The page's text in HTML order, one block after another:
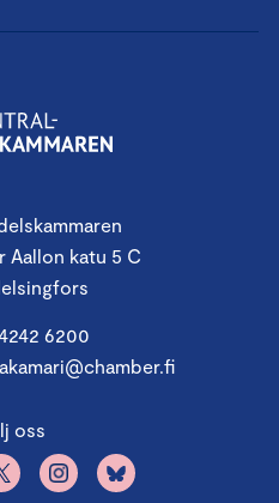
Aallon katu 5 C
6200
oss